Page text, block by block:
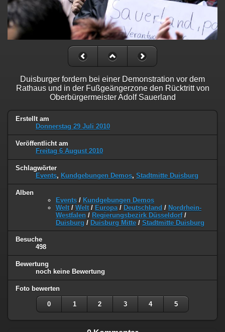
Duisburger fordern bei einer Demonstration vor dem
Rathaus und in der Fußgeängerzone den Rücktritt von
Oberbürgermeister Adolf Sauerland
Erstellt am
Donnerstag 29 Juli 2010
Veröffentlicht am
Freitag 6 August 2010
Schlagwörter
Events, Kundgebungen Demos, Stadtmitte Duisburg
Alben
Events / Kundgebungen Demos
Welt / Welt / Europa / Deutschland / Nordrhein-
Westfalen / Regierungsbezirk Düsseldorf/
Duisburg / Duisburg Mitte / Stadtmitte Duisburg
Besuche
498
Bewertung
noch keine Bewertung
Foto bewerten
0 1 2 3 4 5